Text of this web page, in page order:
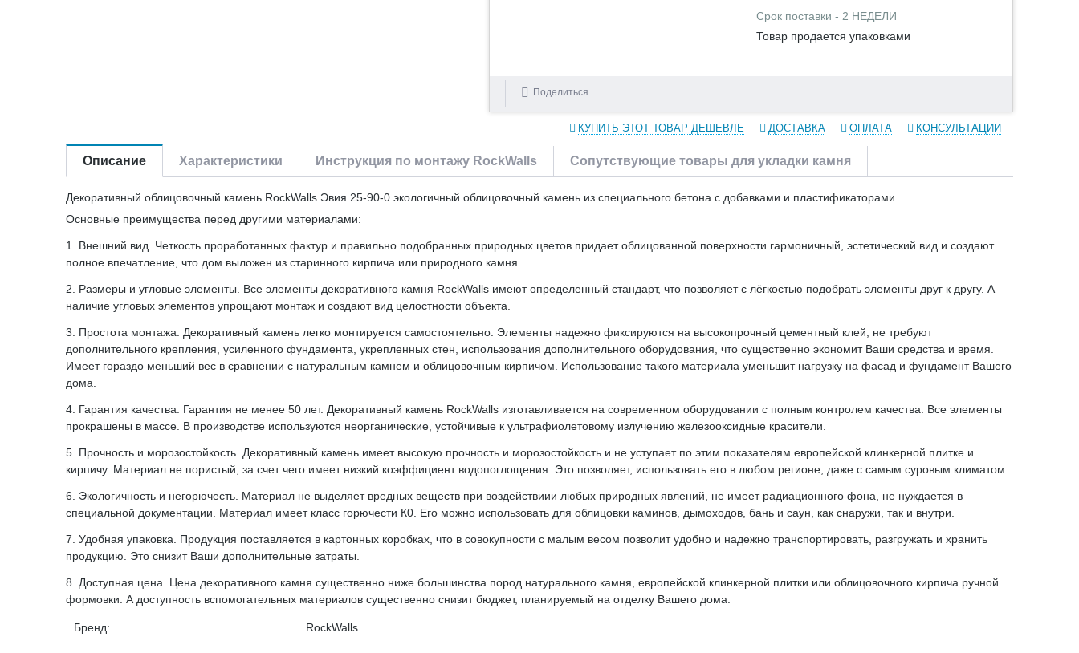
Срок поставки - 2 НЕДЕЛИ
Товар продается упаковками
Поделиться
КУПИТЬ ЭТОТ ТОВАР ДЕШЕВЛЕ ДОСТАВКА ОПЛАТА КОНСУЛЬТАЦИИ
Описание Характеристики Инструкция по монтажу RockWalls Сопутствующие товары для укладки камня
Декоративный облицовочный камень RockWalls Эвия 25-90-0 экологичный облицовочный камень из специального бетона с добавками и пластификаторами.
Основные преимущества перед другими материалами:
1. Внешний вид. Четкость проработанных фактур и правильно подобранных природных цветов придает облицованной поверхности гармоничный, эстетический вид и создают
полное впечатление, что дом выложен из старинного кирпича или природного камня.
2. Размеры и угловые элементы. Все элементы декоративного камня RockWalls имеют определенный стандарт, что позволяет с лёгкостью подобрать элементы друг к другу. А
наличие угловых элементов упрощают монтаж и создают вид целостности объекта.
3. Простота монтажа. Декоративный камень легко монтируется самостоятельно. Элементы надежно фиксируются на высокопрочный цементный клей, не требуют
дополнительного крепления, усиленного фундамента, укрепленных стен, использования дополнительного оборудования, что существенно экономит Ваши средства и время.
Имеет гораздо меньший вес в сравнении с натуральным камнем и облицовочным кирпичом. Использование такого материала уменьшит нагрузку на фасад и фундамент Вашего
дома.
4. Гарантия качества. Гарантия не менее 50 лет. Декоративный камень RockWalls изготавливается на современном оборудовании с полным контролем качества. Все элементы
прокрашены в массе. В производстве используются неорганические, устойчивые к ультрафиолетовому излучению железооксидные красители.
5. Прочность и морозостойкость. Декоративный камень имеет высокую прочность и морозостойкость и не уступает по этим показателям европейской клинкерной плитке и
кирпичу. Материал не пористый, за счет чего имеет низкий коэффициент водопоглощения. Это позволяет, использовать его в любом регионе, даже с самым суровым климатом.
6. Экологичность и негорючесть. Материал не выделяет вредных веществ при воздействиии любых природных явлений, не имеет радиационного фона, не нуждается в
специальной документации. Материал имеет класс горючести К0. Его можно использовать для облицовки каминов, дымоходов, бань и саун, как снаружи, так и внутри.
7. Удобная упаковка. Продукция поставляется в картонных коробках, что в совокупности с малым весом позволит удобно и надежно транспортировать, разгружать и хранить
продукцию. Это снизит Ваши дополнительные затраты.
8. Доступная цена. Цена декоративного камня существенно ниже большинства пород натурального камня, европейской клинкерной плитки или облицовочного кирпича ручной
формовки. А доступность вспомогательных материалов существенно снизит бюджет, планируемый на отделку Вашего дома.
Бренд: RockWalls